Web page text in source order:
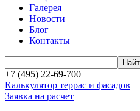
Галерея
Новости
Блог
Контакты
+7 (495) 22-69-700
Калькулятор террас и фасадов
Заявка на расчет